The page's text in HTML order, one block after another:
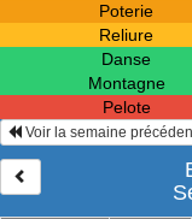
Poterie
Reliure
Danse
Montagne
Pelote
Voir la semaine